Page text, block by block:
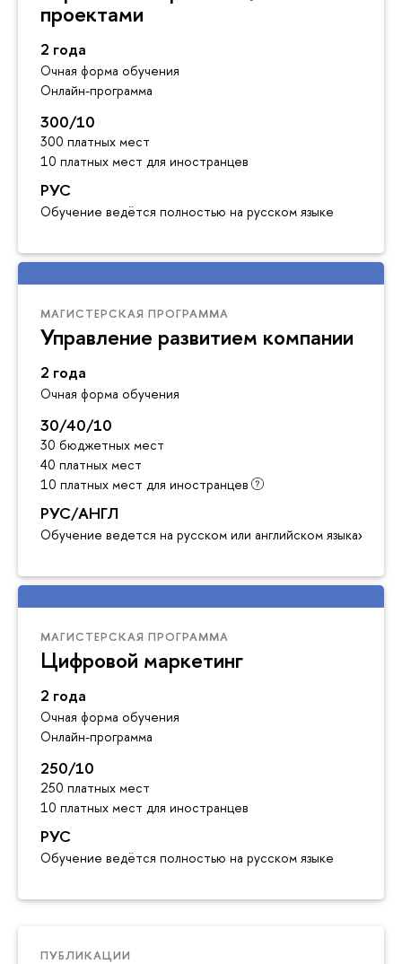
проектами
2 года
Очная форма обучения
Онлайн-программа
300/10
300 платных мест
10 платных мест для иностранцев
РУС
Обучение ведётся полностью на русском языке
МАГИСТЕРСКАЯ ПРОГРАММА
Управление развитием компании
2 года
Очная форма обучения
30/40/10
30 бюджетных мест
40 платных мест
10 платных мест для иностранцев
РУС/АНГЛ
Обучение ведется на русском или английском языках
МАГИСТЕРСКАЯ ПРОГРАММА
Цифровой маркетинг
2 года
Очная форма обучения
Онлайн-программа
250/10
250 платных мест
10 платных мест для иностранцев
РУС
Обучение ведётся полностью на русском языке
ПУБЛИКАЦИИ